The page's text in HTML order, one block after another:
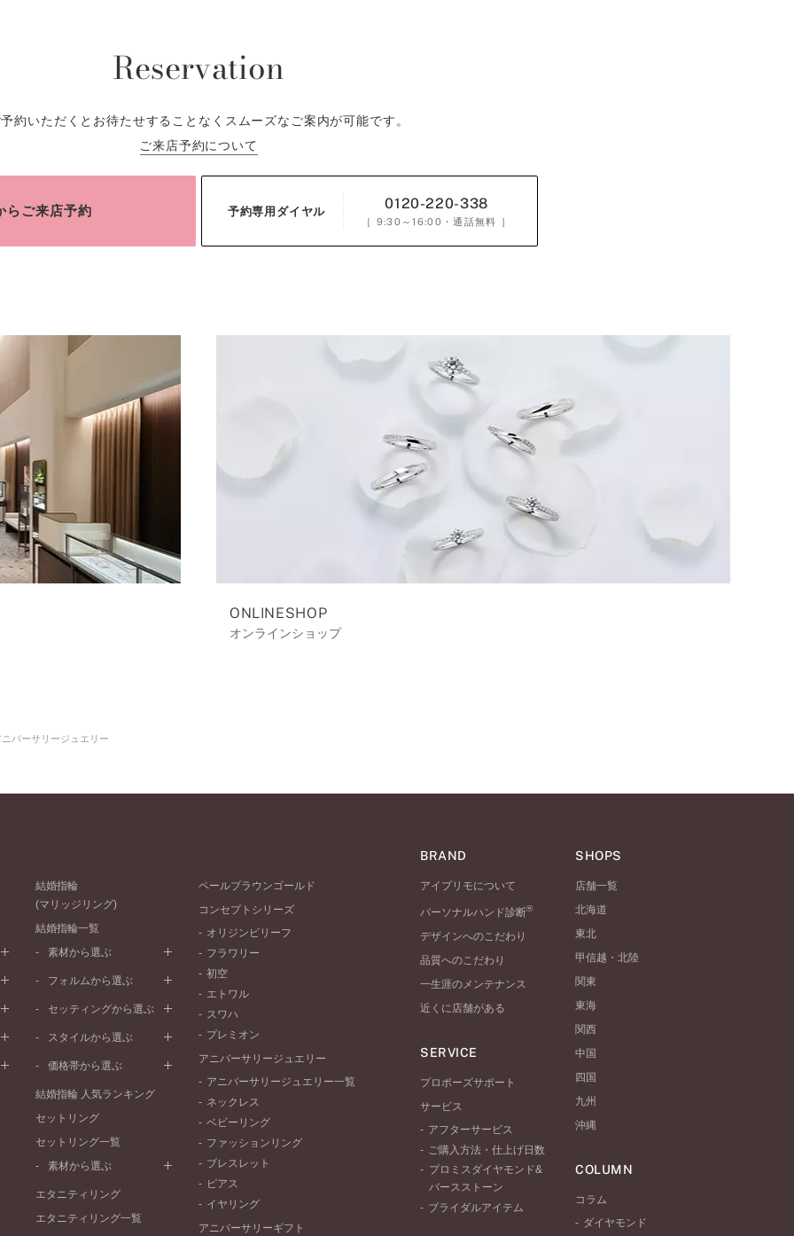
Reservation
約いただくとお待たせすることなくスムーズなご案内が可能です。
ご来店予約について
らご来店予約 予約専用ダイヤル 0120-220-338
［ 9:30～16:00 ・通話無料 ］
ONLINESHOP
オンラインショップ
バーサリージュエリー
結婚指輪
(マリッジリング)
結婚指輪一覧
素材から選ぶ
プラチナ
ピンクゴールド
ペールブラウンゴールド
フォルムから選ぶ
ストレートライン
V字ライン
セッティングから選ぶ
プレーン
セベラルメレ
ラインメレ
スタイルから選ぶ
シンプル
モード
エレガント
ゴージャス
価格帯から選ぶ
50万円～
20万円～30万円
10万円～20万円
結婚指輪 人気ランキング
セットリング
セットリング一覧
素材から選ぶ
プラチナ
エタニティリング
エタニティリング一覧
ペールブラウンゴールド
コンセプトシリーズ
オリジンビリーフ
フラワリー
初空
エトワル
スワハ
プレミオン
アニバーサリージュエリー
アニバーサリージュエリー一覧
ネックレス
ベビーリング
ファッションリング
ブレスレット
ピアス
イヤリング
アニバーサリーギフト
BRAND
アイプリモについて
パーソナルハンド診断®
デザインへのこだわり
品質へのこだわり
一生涯のメンテナンス
近くに店舗がある
SERVICE
プロポーズサポート
サービス
アフターサービス
ご購入方法・仕上げ日数
プロミスダイヤモンド&
バースストーン
ブライダルアイテム
SHOPS
店舗一覧
北海道
東北
甲信越・北陸
関東
東海
関西
中国
四国
九州
沖縄
COLUMN
コラム
ダイヤモンド